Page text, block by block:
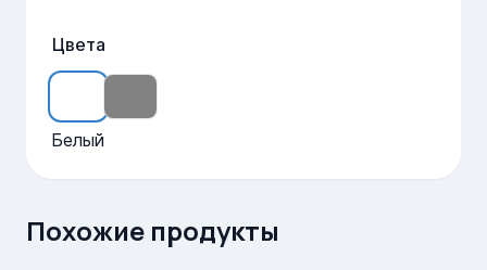
Цвета
Белый
Похожие продукты